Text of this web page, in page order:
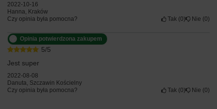
2022-10-16
Hanna, Kraków
Czy opinia była pomocna?
Tak 0 Nie 0
5/5
Opinia potwierdzona zakupem
Jest super
2022-08-08
Danuta, Szczawin Kościelny
Czy opinia była pomocna?
Tak 0 Nie 0